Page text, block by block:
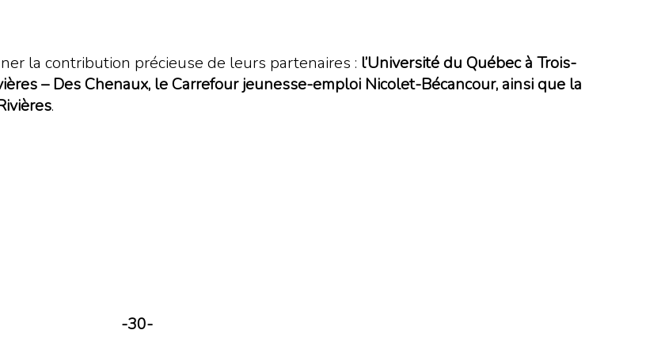
la contribution précieuse de leurs partenaires : l’Université du Québec à Trois-
– Des Chenaux, le Carrefour jeunesse-emploi Nicolet-Bécancour, ainsi que la
.
-30-